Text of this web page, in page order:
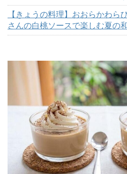
【きょうの料理】おおらかわら
さんの白桃ソースで楽しむ夏の